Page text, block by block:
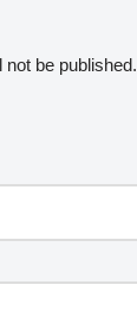
be published.